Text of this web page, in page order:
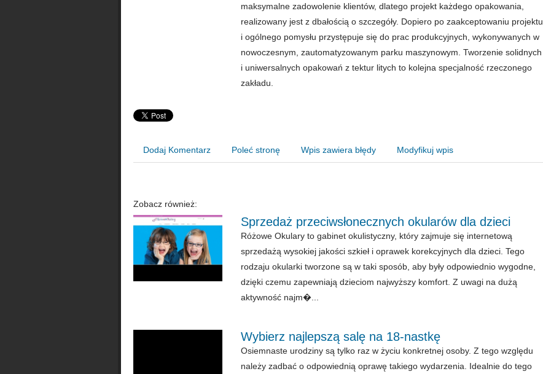
maksymalne zadowolenie klientów, dlatego projekt każdego opakowania,
realizowany jest z dbałością o szczegóły. Dopiero po zaakceptowaniu projektu
i ogólnego pomysłu przystępuje się do prac produkcyjnych, wykonywanych w
nowoczesnym, zautomatyzowanym parku maszynowym. Tworzenie solidnych
i uniwersalnych opakowań z tektur litych to kolejna specjalność rzeczonego
zakładu.
Dodaj Komentarz Poleć stronę Wpis zawiera błędy Modyfikuj wpis
Zobacz również:
Sprzedaż przeciwsłonecznych okularów dla dzieci
Różowe Okulary to gabinet okulistyczny, który zajmuje się internetową
sprzedażą wysokiej jakości szkieł i oprawek korekcyjnych dla dzieci. Tego
rodzaju okularki tworzone są w taki sposób, aby były odpowiednio wygodne,
dzięki czemu zapewniają dzieciom najwyższy komfort. Z uwagi na dużą
aktywność najm�...
Wybierz najlepszą salę na 18-nastkę
Osiemnaste urodziny są tylko raz w życiu konkretnej osoby. Z tego względu
należy zadbać o odpowiednią oprawę takiego wydarzenia. Idealnie do tego